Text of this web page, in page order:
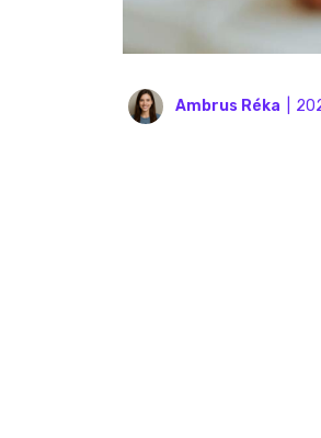
Ambrus Réka